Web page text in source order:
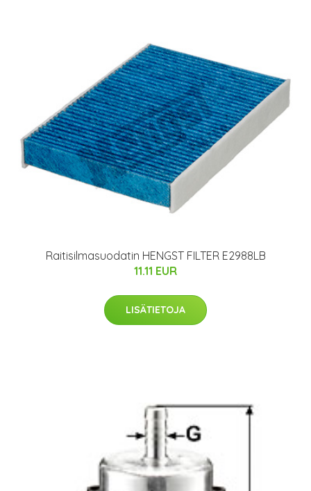
Raitisilmasuodatin HENGST FILTER E2988LB
11.11 EUR
LISÄTIETOJA